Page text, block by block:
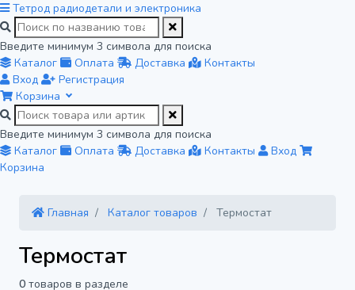
Тетрод радиодетали и электроника
Введите минимум 3 символа для поиска
Каталог
Оплата Доставка
Контакты
Вход
Регистрация
Корзина
Введите минимум 3 символа для поиска
Каталог
Оплата Доставка Контакты
Вход
Корзина
Главная Каталог товаров Термостат
Термостат
0 товаров в разделе